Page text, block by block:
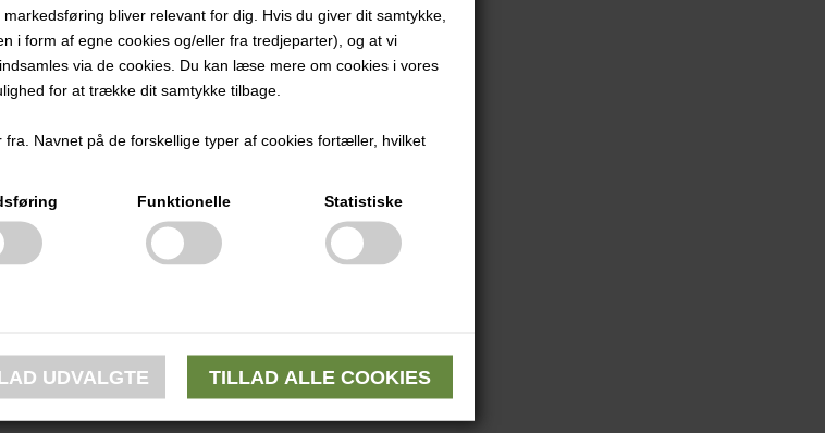
bliver relevant for dig. Hvis du giver dit samtykke,
i form af egne cookies og/eller fra tredjeparter), og at vi
via de cookies. Du kan læse mere om cookies i vores
for at trække dit samtykke tilbage.
Navnet på de forskellige typer af cookies fortæller, hvilket
Funktionelle Statistiske